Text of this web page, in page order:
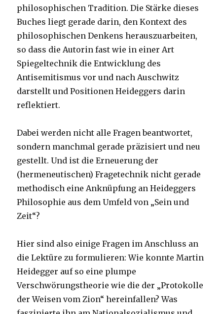
philosophischen Tradition. Die Stärke dieses
Buches liegt gerade darin, den Kontext des
philosophischen Denkens herauszuarbeiten,
so dass die Autorin fast wie in einer Art
Spiegeltechnik die Entwicklung des
Antisemitismus vor und nach Auschwitz
darstellt und Positionen Heideggers darin
reflektiert.
Dabei werden nicht alle Fragen beantwortet,
sondern manchmal gerade präzisiert und neu
gestellt. Und ist die Erneuerung der
(hermeneutischen) Fragetechnik nicht gerade
methodisch eine Anknüpfung an Heideggers
Philosophie aus dem Umfeld von „Sein und
Zeit“?
Hier sind also einige Fragen im Anschluss an
die Lektüre zu formulieren: Wie konnte Martin
Heidegger auf so eine plumpe
Verschwörungstheorie wie die der „Protokolle
der Weisen vom Zion“ hereinfallen? Was